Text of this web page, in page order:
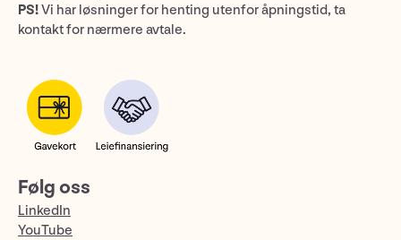
PS!Vi har løsninger for henting utenfor åpningstid, ta
kontakt for nærmere avtale.
Følg oss
LinkedIn
YouTube